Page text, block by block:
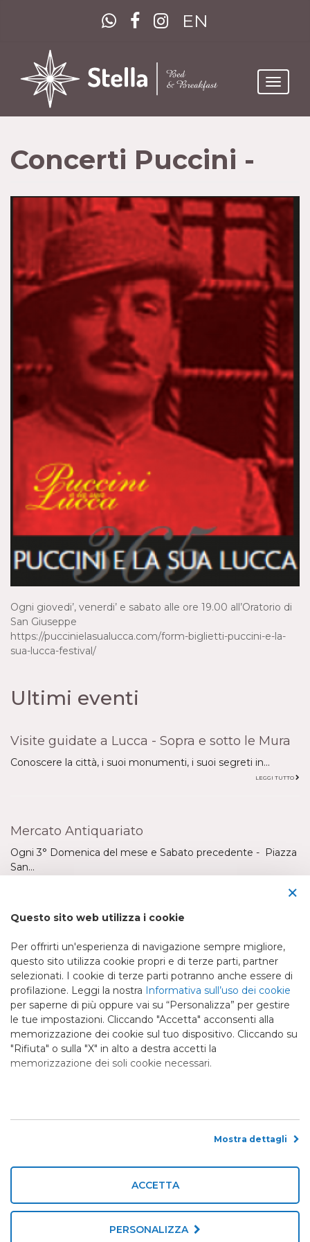
EN
Toggle
Concerti Puccini -
Ogni giovedi’, venerdi’ e sabato alle ore 19.00 all’Oratorio di
San Giuseppe
https://puccinielasualucca.com/form-biglietti-puccini-e-la-
sua-lucca-festival/
Ultimi eventi
Visite guidate a Lucca - Sopra e sotto le Mura
Conoscere la città, i suoi monumenti, i suoi segreti in...
LEGGI TUTTO
Mercato Antiquariato
Ogni 3° Domenica del mese e Sabato precedente - Piazza
San...
Bed & Breakfast Stella (S.C.E.P.I. srl)
Via Pisana Traversa 2, n°74
55100 Sant'Anna Lucca LU
Tel. +39 0583 311022
Mob. +39 335 7612811
Rivedi le tue scelte sui cookie
Credits:Edge - Siti Web Lucca
×
Questo sito web utilizza i cookie
Per offrirti un'esperienza di navigazione sempre migliore,
questo sito utilizza cookie propri e di terze parti, partner
selezionati. I cookie di terze parti potranno anche essere di
profilazione. Leggi la nostra Informativa sull’uso dei cookie
per saperne di più oppure vai su “Personalizza” per gestire
le tue impostazioni. Cliccando "Accetta" acconsenti alla
memorizzazione dei cookie sul tuo dispositivo. Cliccando su
"Rifiuta" o sulla "X" in alto a destra accetti la
memorizzazione dei soli cookie necessari.
Mostra dettagli
ACCETTA
PERSONALIZZA